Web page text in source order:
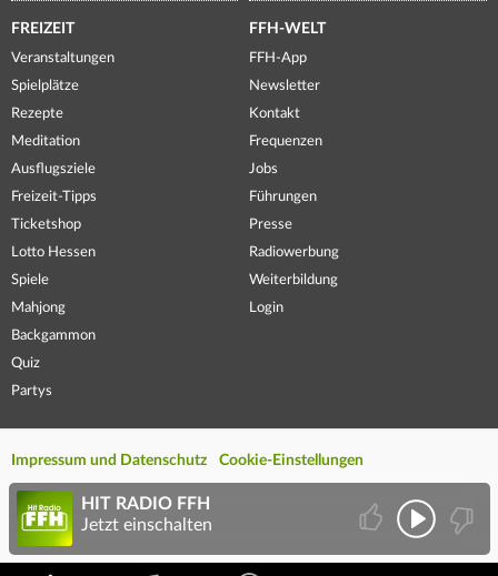
FREIZEIT
Veranstaltungen
Spielplätze
Rezepte
Meditation
Ausflugsziele
Freizeit-Tipps
Ticketshop
Lotto Hessen
Spiele
Mahjong
Backgammon
Quiz
Partys
FFH-WELT
FFH-App
Newsletter
Kontakt
Frequenzen
Jobs
Führungen
Presse
Radiowerbung
Weiterbildung
Login
Impressum und Datenschutz Cookie-Einstellungen
HIT RADIO FFH
Jetzt einschalten